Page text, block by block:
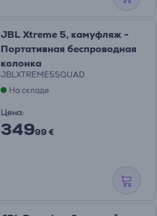
JBL Xtreme 5, камуфляж -
Портативная беспроводная
колонка
JBLXTREME5SQUAD
На складе
Цена:
34999 €